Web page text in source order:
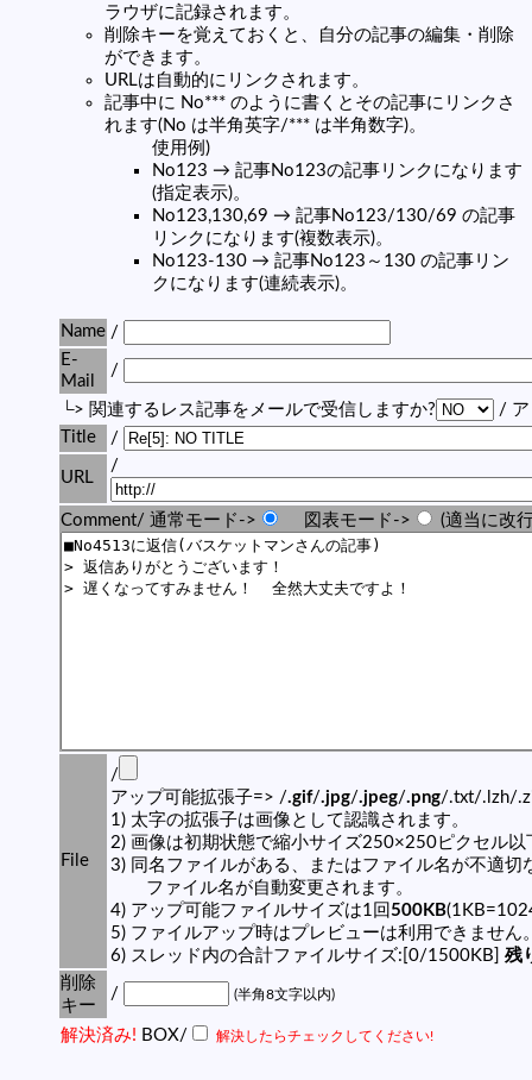
ラウザに記録されます。
削除キーを覚えておくと、自分の記事の編集・削除
ができます。
URLは自動的にリンクされます。
記事中に No*** のように書くとその記事にリンクさ
れます(No は半角英字/*** は半角数字)。
使用例)
No123 → 記事No123の記事リンクになります
(指定表示)。
No123,130,69 → 記事No123/130/69 の記事
リンクになります(複数表示)。
No123-130 → 記事No123～130 の記事リン
クになります(連続表示)。
Name /
E-
Mail
/
└> 関連するレス記事をメールで受信しますか?
/ ア
Title
/
URL
/
Comment/ 通常モード-> 図表モード-> (適当に改
File
/
アップ可能拡張子=> /.gif/.jpg/.jpeg/.png/.txt/.lzh/
1) 太字の拡張子は画像として認識されます。
2) 画像は初期状態で縮小サイズ250×250ピクセル以
3) 同名ファイルがある、またはファイル名が不適切
ファイル名が自動変更されます。
4) アップ可能ファイルサイズは1回 500KB
5) ファイルアップ時はプレビューは利用できません
6) スレッド内の合計ファイルサイズ:[0/1500KB] 残
削除
キー
/ (半角8文字以内)
解決済み! BOX/ 解決したらチェックしてください!